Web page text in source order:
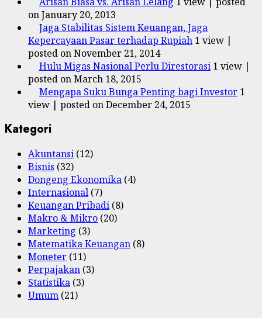
on January 20, 2013
Jaga Stabilitas Sistem Keuangan, Jaga
Kepercayaan Pasar terhadap Rupiah 1 view |
posted on November 21, 2014
Hulu Migas Nasional Perlu Direstorasi 1 view |
posted on March 18, 2015
Mengapa Suku Bunga Penting bagi Investor 1
view | posted on December 24, 2015
Kategori
Akuntansi (12)
Bisnis (32)
Dongeng Ekonomika (4)
Internasional (7)
Keuangan Pribadi (8)
Makro & Mikro (20)
Marketing (3)
Matematika Keuangan (8)
Moneter (11)
Perpajakan (3)
Statistika (3)
Umum (21)